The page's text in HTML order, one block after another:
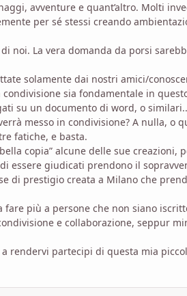
avventure e quant’altro. Molti
per sé stessi creando
noi. La vera domanda da porsi
solamente dai nostri amici/
sia fondamentale in
su un documento di word, o
messo in condivisione? A nulla, o
fatiche, e basta.
copia” alcune delle sue creazioni,
essere giudicati prendono il
di prestigio creata a Milano che
fare più a persone che non siano
e collaborazione, seppur
rendervi partecipi di questa mia